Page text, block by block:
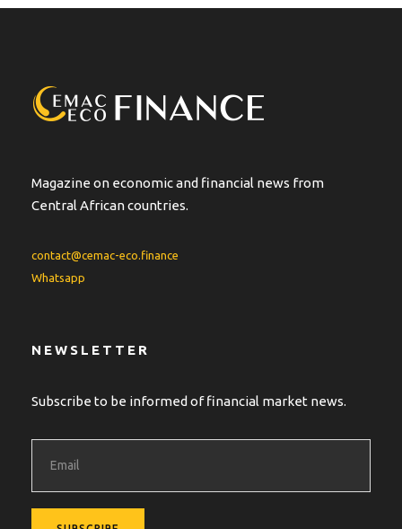
Magazine on economic and financial news from
Central African countries.
contact@cemac-eco.finance
Whatsapp
NEWSLETTER
Subscribe to be informed of financial market news.